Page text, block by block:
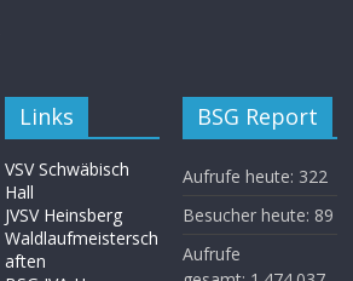
Links
VSV Schwäbisch
Hall
JVSV Heinsberg
Waldlaufmeistersch
aften
BSG Report
Aufrufe heute: 322
Besucher heute: 89
Aufrufe